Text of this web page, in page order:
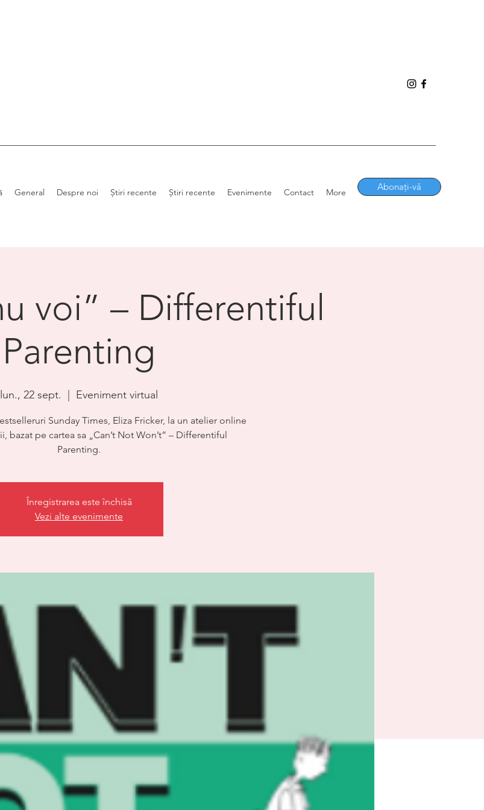
General Despre noi Știri recente Știri recente Evenimente Contact More Abonați-vă
voi” – Differentiful
Parenting
lun., 22 sept. Eveniment virtual
Sunday Times, Eliza Fricker, la un atelier online
bazat pe cartea sa „Can’t Not Won’t” – Differentiful
Parenting.
Înregistrarea este închisă
Vezi alte evenimente